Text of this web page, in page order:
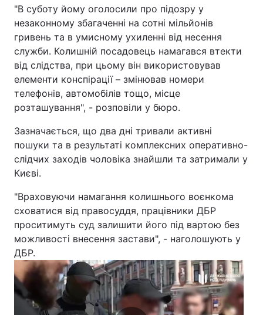
Зброя Інциденти
Здоров'я Туризм
Цікавинки Погода
Екологія Регіони
Лонгріди
Відео з Youtube
Інтерв'ю Думки
Вакансії
Контакти
Послуги
"В суботу йому оголосили про підозру у
незаконному збагаченні на сотні мільйонів
гривень та в умисному ухиленні від несення
служби. Колишній посадовець намагався втекти
від слідства, при цьому він використовував
елементи конспірації – змінював номери
телефонів, автомобілів тощо, місце
розташування", - розповіли у бюро.
Зазначається, що два дні тривали активні
пошуки та в результаті комплексних оперативно-
слідчих заходів чоловіка знайшли та затримали у
Києві.
"Враховуючи намагання колишнього воєнкома
сховатися від правосуддя, працівники ДБР
проситимуть суд залишити його під вартою без
можливості внесення застави", - наголошують у
ДБР.